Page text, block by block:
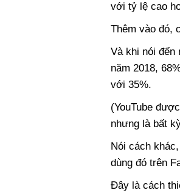
với tỷ lệ cao
Thêm vào đó,
Và khi nói đến
năm 2018,
với 35%.
(YouTube
nhưng là bất
Nói cách
dùng đó trên
Đây là cách